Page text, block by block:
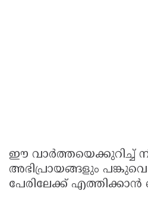
ഈ വാർത്തയെക്കുറിച്ച്
അഭിപ്രായങ്ങളും
പേരിലേക്ക്